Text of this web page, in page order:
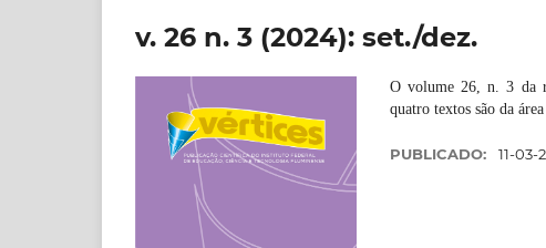
v. 26 n. 3 (2024): set./dez.
O volume 26, n. 3 da
quatro textos são da
PUBLICADO: 11-03-